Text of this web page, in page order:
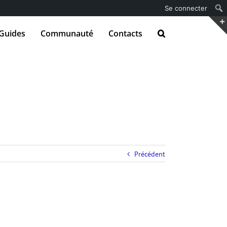
Communauté Contacts
Précédent
Se connecter